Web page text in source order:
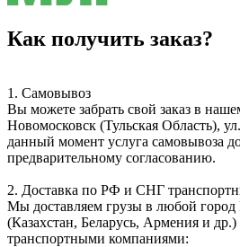
Как получить заказ?
1. Самовывоз
Вы можете забрать свой заказ в
Новомосковск (Тульская Область),
данный момент услуга самовывоза
предварительному согласованию.
2. Доставка по РФ и СНГ
Мы доставляем грузы в любой
(Казахстан, Беларусь, Армения и
транспортными компаниями: